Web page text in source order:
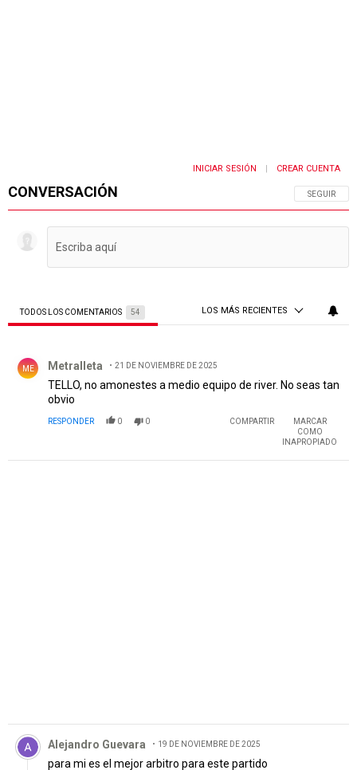
CONVERSACIÓN SIGA ESTA
SEGUIR
INICIAR SESIÓN CREAR CUENTA
TODOS LOS COMENTARIOS 54 LOS MÁS RECIENTES
ME Metralleta 21 DE NOVIEMBRE DE 2025
TELLO, no amonestes a medio equipo de river. No seas tan
obvio
RESPONDER 0 0 COMPARTIR
MARCAR
COMO
INAPROPIADO
Comentario de Alejandro Guevara.
Alejandro Guevara 19 DE NOVIEMBRE DE 2025
para mi es el mejor arbitro para este partido